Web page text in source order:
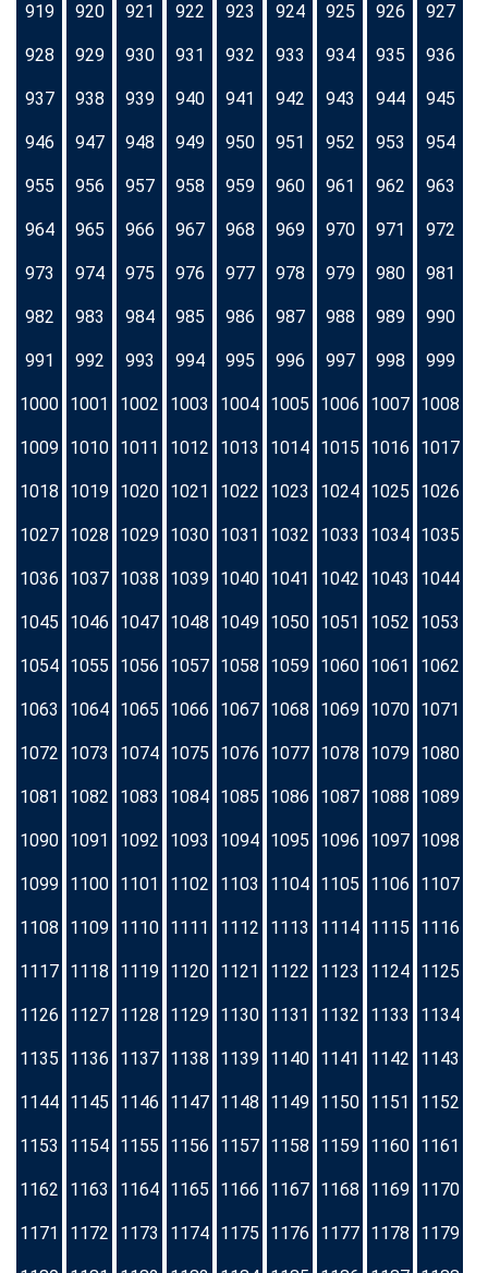
919 920 921 922 923 924 925 926 927
928 929 930 931 932 933 934 935 936
937 938 939 940 941 942 943 944 945
946 947 948 949 950 951 952 953 954
955 956 957 958 959 960 961 962 963
964 965 966 967 968 969 970 971 972
973 974 975 976 977 978 979 980 981
982 983 984 985 986 987 988 989 990
991 992 993 994 995 996 997 998 999
1000 1001 1002 1003 1004 1005 1006 1007 1008
1009 1010 1011 1012 1013 1014 1015 1016 1017
1018 1019 1020 1021 1022 1023 1024 1025 1026
1027 1028 1029 1030 1031 1032 1033 1034 1035
1036 1037 1038 1039 1040 1041 1042 1043 1044
1045 1046 1047 1048 1049 1050 1051 1052 1053
1054 1055 1056 1057 1058 1059 1060 1061 1062
1063 1064 1065 1066 1067 1068 1069 1070 1071
1072 1073 1074 1075 1076 1077 1078 1079 1080
1081 1082 1083 1084 1085 1086 1087 1088 1089
1090 1091 1092 1093 1094 1095 1096 1097 1098
1099 1100 1101 1102 1103 1104 1105 1106 1107
1108 1109 1110 1111 1112 1113 1114 1115 1116
1117 1118 1119 1120 1121 1122 1123 1124 1125
1126 1127 1128 1129 1130 1131 1132 1133 1134
1135 1136 1137 1138 1139 1140 1141 1142 1143
1144 1145 1146 1147 1148 1149 1150 1151 1152
1153 1154 1155 1156 1157 1158 1159 1160 1161
1162 1163 1164 1165 1166 1167 1168 1169 1170
1171 1172 1173 1174 1175 1176 1177 1178 1179